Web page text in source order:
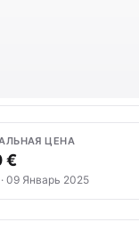
ЦЕНА
€
09 Январь 2025